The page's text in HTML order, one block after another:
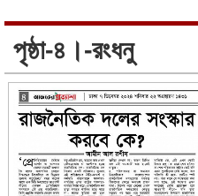
পৃষ্ঠা-৪।-রংধনু